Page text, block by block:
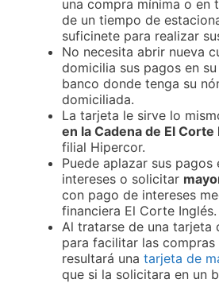
una compra mínima o en
de un tiempo de
suficinete para realizar
No necesita abrir nueva
domicilia sus pagos en
banco donde tenga su
domiciliada.
La tarjeta le sirve lo
en la Cadena de El Corte
filial Hipercor.
Puede aplazar sus pagos
intereses o solicitar
con pago de intereses
financiera El Corte Inglés.
Al tratarse de una tarjeta
para facilitar las compras
resultará una tarjeta de
que si la solicitara en un